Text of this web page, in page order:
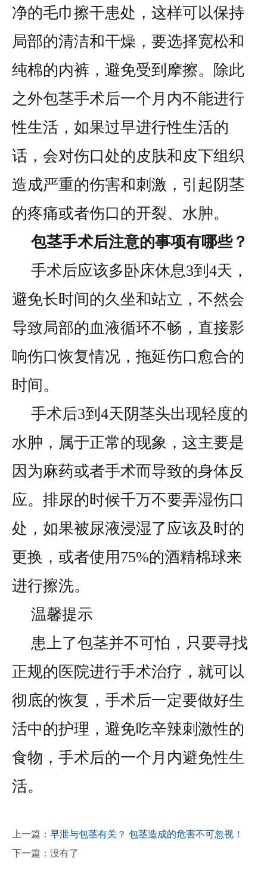
净的毛巾擦干患处，这样可以保持
局部的清洁和干燥，要选择宽松和
纯棉的内裤，避免受到摩擦。除此
之外包茎手术后一个月内不能进行
性生活，如果过早进行性生活的
话，会对伤口处的皮肤和皮下组织
造成严重的伤害和刺激，引起阴茎
的疼痛或者伤口的开裂、水肿。
包茎手术后注意的事项有哪些？
手术后应该多卧床休息3到4天，
避免长时间的久坐和站立，不然会
导致局部的血液循环不畅，直接影
响伤口恢复情况，拖延伤口愈合的
时间。
手术后3到4天阴茎头出现轻度的
水肿，属于正常的现象，这主要是
因为麻药或者手术而导致的身体反
应。排尿的时候千万不要弄湿伤口
处，如果被尿液浸湿了应该及时的
更换，或者使用75%的酒精棉球来
进行擦洗。
温馨提示
患上了包茎并不可怕，只要寻找
正规的医院进行手术治疗，就可以
彻底的恢复，手术后一定要做好生
活中的护理，避免吃辛辣刺激性的
食物，手术后的一个月内避免性生
活。
上一篇： 早泄与包茎有关？ 包茎造成的危害不可忽视！
下一篇：没有了